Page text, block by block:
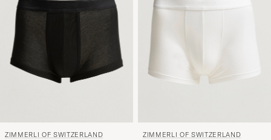
ZIMMERLI OF SWITZERLAND ZIMMERLI OF SWITZERLAND